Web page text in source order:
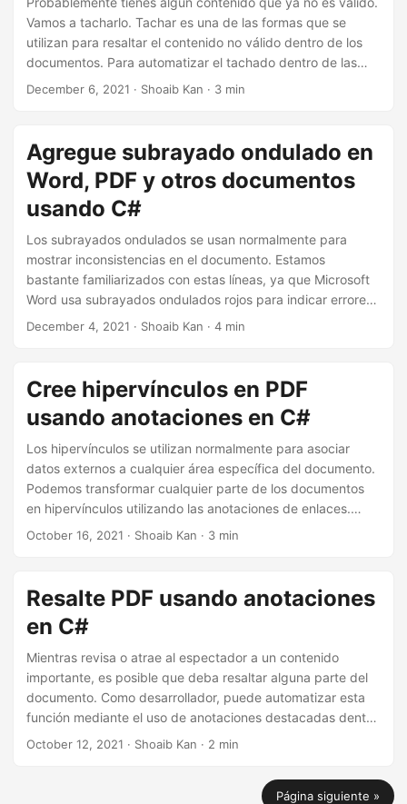
Vamos a tacharlo. Tachar es una de las formas que se
utilizan para resaltar el contenido no válido dentro de los
documentos. Para automatizar el tachado dentro de las
aplicaciones, este artículo muestra cómo tachar texto en
December 6, 2021 · Shoaib Kan · 3 min
Agregue subrayado ondulado en
Word, PDF y otros documentos
usando C#
Los subrayados ondulados se usan normalmente para
mostrar inconsistencias en el documento. Estamos
bastante familiarizados con estas líneas, ya que Microsoft
Word usa subrayados ondulados rojos para indicar errores
de ortografía y subrayados ondulados u ondulados azules
programación. En este artículo, aprenderemoscómo
agregar subrayados ondulados en Word, PDF, PPT y
otros documentos usando C#.
December 4, 2021 · Shoaib Kan · 4 min
Cree hipervínculos en PDF
usando anotaciones en C#
Los hipervínculos se utilizan normalmente para asociar
datos externos a cualquier área específica del documento.
Podemos transformar cualquier parte de los documentos
en hipervínculos utilizando las anotaciones de enlaces.
Como programador, puede agregar estas anotaciones de
en archivos PDF usando C#
October 16, 2021 · Shoaib Kan · 3 min
Resalte PDF usando anotaciones
en C#
Mientras revisa o atrae al espectador a un contenido
importante, es posible que deba resaltar alguna parte del
documento. Como desarrollador, puede automatizar esta
función mediante el uso de anotaciones destacadas dentro
de sus aplicaciones. En este artículo, aprenderá
October 12, 2021 · Shoaib Kan · 2 min
Página siguiente »